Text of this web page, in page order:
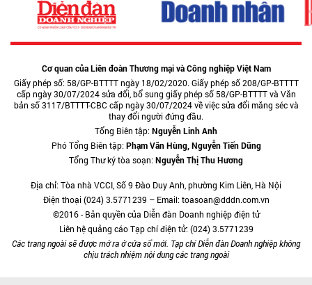
Cơ quan của Liên đoàn Thương mại và Công nghiệp Việt Nam
Giấy phép số: 58/GP-BTTTT ngày 18/02/2020. Giấy phép số 208/GP-BTTTT
cấp ngày 30/07/2024 sửa đổi, bổ sung giấy phép số 58/GP-BTTTT và Văn
bản số 3117/BTTTT-CBC cấp ngày 30/07/2024 về việc sửa đổi măng séc và
thay đổi người đứng đầu.
Tổng Biên tập:Nguyễn Linh Anh
Phó Tổng Biên tập:Phạm Văn Hùng, Nguyễn Tiến Dũng
Tổng Thư ký tòa soạn:Nguyễn Thị Thu Hương
Địa chỉ: Tòa nhà VCCI, Số 9 Đào Duy Anh, phường Kim Liên, Hà Nội
Điện thoại (024) 3.5771239 – Email: toasoan@dddn.com.vn
©2016 - Bản quyền của Diễn đàn Doanh nghiệp điện tử
Liên hệ quảng cáo Tạp chí điện tử: (024) 3.5771239
Các trang ngoài sẽ được mở ra ở cửa sổ mới. Tạp chí Diễn đàn Doanh nghiệp không
chịu trách nhiệm nội dung các trang ngoài